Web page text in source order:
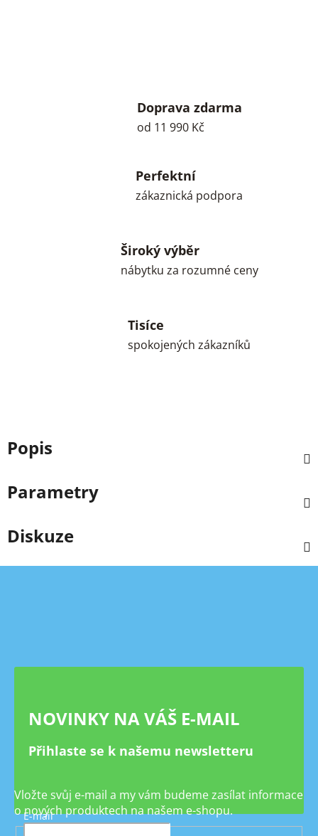
Doprava zdarma
od 11 990 Kč
Perfektní
zákaznická podpora
Široký výběr
nábytku za rozumné ceny
Tisíce
spokojených zákazníků
Popis
Parametry
Diskuze
Z
NOVINKY NA VÁŠ E-MAIL
Přihlaste se k našemu newsletteru
Vložte svůj e-mail a my vám budeme zasílat informace
o nových produktech na našem e-shopu.
E-mail